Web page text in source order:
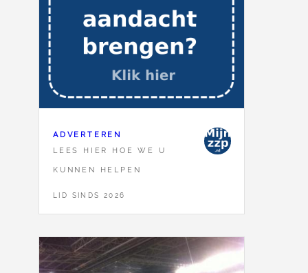
ADVERTEREN
LEES HIER HOE WE U
KUNNEN HELPEN
LID SINDS 2026